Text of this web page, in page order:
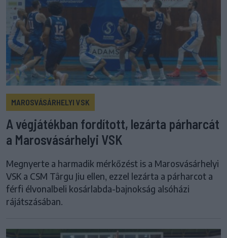
MAROSVÁSÁRHELYI VSK
A végjátékban fordított, lezárta párharcát
a Marosvásárhelyi VSK
Megnyerte a harmadik mérkőzést is a Marosvásárhelyi
VSK a CSM Târgu Jiu ellen, ezzel lezárta a párharcot a
férfi élvonalbeli kosárlabda-bajnokság alsóházi
rájátszásában.